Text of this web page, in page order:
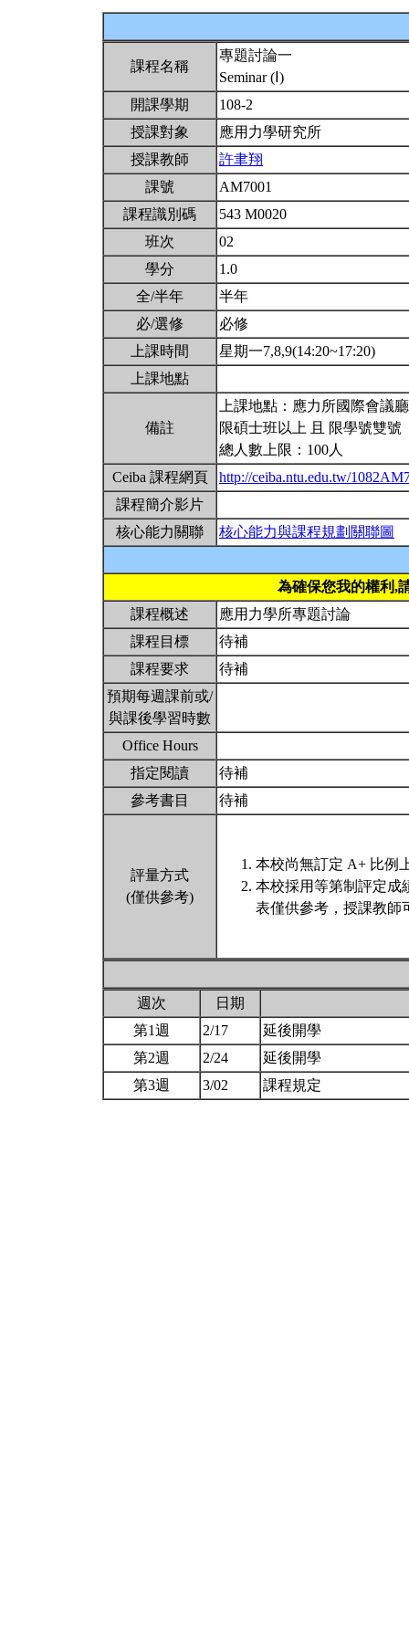
課程名稱
專題討論一
Seminar (Ⅰ)
開課學期
108-2
授課對象
應用力學研究所
授課教師
許聿翔
課號
AM7001
課程識別碼
543 M0020
班次
02
學分
1.0
全/半年
半年
必/選修
必修
上課時間
星期一7,8,9(14:20~17:20)
上課地點
備註
上課地點：應力所國際會議
限碩士班以上 且 限學號雙號
總人數上限：100人
Ceiba 課程網頁
http://ceiba.ntu.edu.tw/
課程簡介影片
核心能力關聯
核心能力與課程規劃關聯圖
為確保您我的權利,
課程概述
應用力學所專題討論
課程目標
待補
課程要求
待補
預期每週課前或/
與課後學習時數
Office Hours
指定閱讀
待補
參考書目
待補
評量方式
(僅供參考)
本校尚無訂定 A+ 比例
本校採用等第制評定成
表僅供參考，授課教師
週次
日期
第1週
2/17
延後開學
第2週
2/24
延後開學
第3週
3/02 課程規定